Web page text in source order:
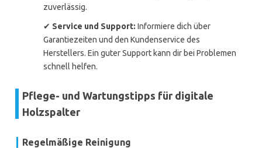
zuverlässig.
✔ Service und Support: Informiere dich über
Garantiezeiten und den Kundenservice des
Herstellers. Ein guter Support kann dir bei Problemen
schnell helfen.
Pflege- und Wartungstipps für digitale
Holzspalter
Regelmäßige Reinigung